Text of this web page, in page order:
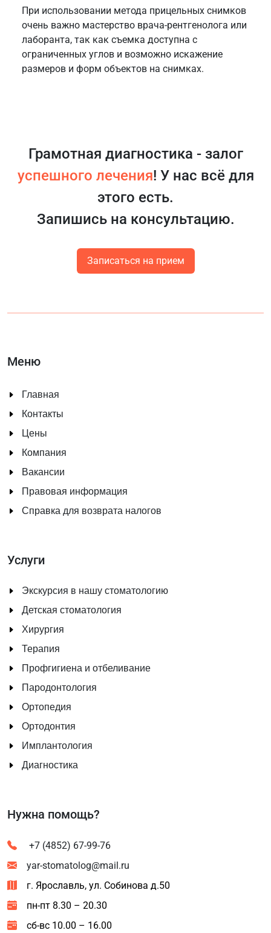
При использовании метода прицельных снимков
очень важно мастерство врача-рентгенолога или
лаборанта, так как съемка доступна с
ограниченных углов и возможно искажение
размеров и форм объектов на снимках.
Грамотная диагностика - залог
успешного лечения! У нас всё для
этого есть.
Запишись на консультацию.
Записаться на прием
Меню
Главная
Контакты
Цены
Компания
Вакансии
Правовая информация
Справка для возврата налогов
Услуги
Экскурсия в нашу стоматологию
Детская стоматология
Хирургия
Терапия
Профгигиена и отбеливание
Пародонтология
Ортопедия
Ортодонтия
Имплантология
Диагностика
Нужна помощь?
+7 (4852) 67-99-76
yar-stomatolog@mail.ru
г. Ярославль, ул. Собинова д.50
пн-пт 8.30 – 20.30
сб-вс 10.00 – 16.00